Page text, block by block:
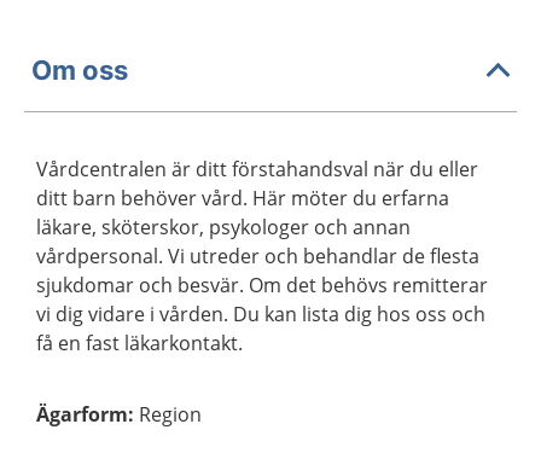
Om oss
Vårdcentralen är ditt förstahandsval när du eller
ditt barn behöver vård. Här möter du erfarna
läkare, sköterskor, psykologer och annan
vårdpersonal. Vi utreder och behandlar de flesta
sjukdomar och besvär. Om det behövs remitterar
vi dig vidare i vården. Du kan lista dig hos oss och
få en fast läkarkontakt.
Ägarform: Region